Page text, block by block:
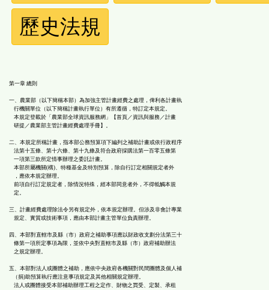
規
功
按
鈕
區
歷史法規
第一章 總則
一、農業部（以下簡稱本部）為加強主管計畫經費之處理，俾利各計畫執
行機關單位（以下簡稱計畫執行單位）有所遵循，特訂定本規定。
本規定登載於「農業部全球資訊服務網」【首頁／資訊與服務／計畫
研提／農業部主管計畫經費處理手冊】。
二、本規定所稱計畫，指本部公務預算項下編列之補助計畫或依行政程序
法第十五條、第十六條、第十九條及符合政府採購法第一百零五條第
一項第三款所定情事辦理之委託計畫。
本部所屬機關(構)、特種基金及特別預算，除自行訂定相關規定者外
，應依本規定辦理。
前項自行訂定規定者，除情況特殊，經本部同意者外，不得牴觸本規
定。
三、計畫經費處理除法令另有規定外，依本規定辦理。但涉及非會計專業
規定、實質或技術事項，應由本部計畫主管單位負責辦理。
四、本部對直轄市及縣（市）政府之補助事項應以財政收支劃分法第三十
條第一項所定事項為限，並依中央對直轄市及縣（市）政府補助辦法
之規定辦理。
五、本部對法人或團體之補助，應依中央政府各機關對民間團體及個人補
（捐)助預算執行應注意事項規定及其他相關規定辦理。
法人或團體接受本部補助辦理工程之定作、財物之買受、定製、承租